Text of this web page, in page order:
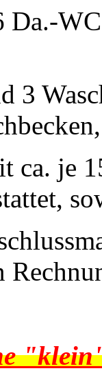
Da.-
3
ca. je